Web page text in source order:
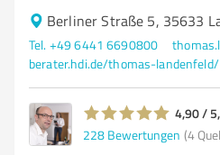
Berliner Straße 5, 35633
Tel. +49 6441 6690800
berater.hdi.de/thomas-landenfeld/
4,90 /
228 Bewertungen (4